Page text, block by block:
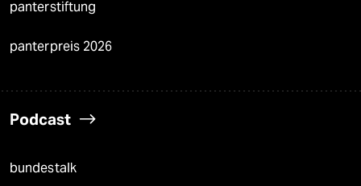
panterstiftung
panterpreis 2026
Podcast
bundestalk